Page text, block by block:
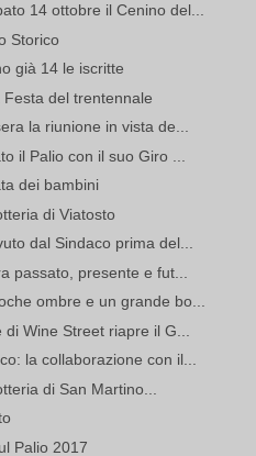
14 ottobre il Cenino del...
Storico
già 14 le iscritte
del trentennale
la riunione in vista de...
il Palio con il suo Giro ...
dei bambini
di Viatosto
dal Sindaco prima del...
passato, presente e fut...
ombre e un grande bo...
Wine Street riapre il G...
la collaborazione con il...
di San Martino...
Palio 2017